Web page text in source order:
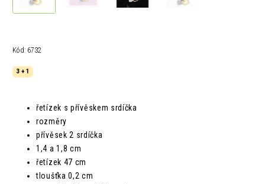
Kód: 6732
3 + 1
řetízek s přívěskem srdíčka
rozměry
přívěsek 2 srdíčka
1,4 a 1,8 cm
řetízek 47 cm
tloušťka0,2 cm